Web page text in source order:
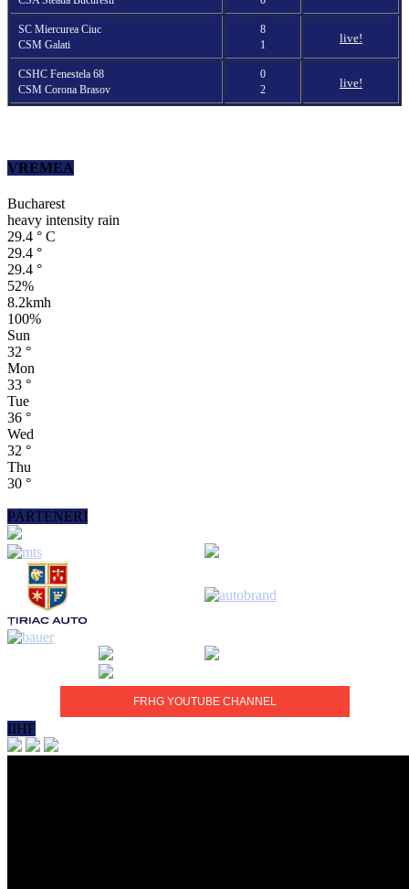
SC Miercurea Ciuc
CSM Galati
8
1
live!
CSHC Fenestela 68
CSM Corona Brasov
0
2
live!
VREMEA
Bucharest
heavy intensity rain
29.4 ° C
29.4 °
29.4 °
52%
8.2kmh
100%
Sun
32 °
Mon
33 °
Tue
36 °
Wed
32 °
Thu
30 °
PARTENERI
FRHG YOUTUBE CHANNEL
IIHF